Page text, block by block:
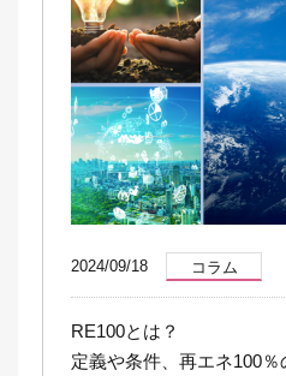
2024/09/18 コラム
RE100とは？
定義や条件、再エネ100％